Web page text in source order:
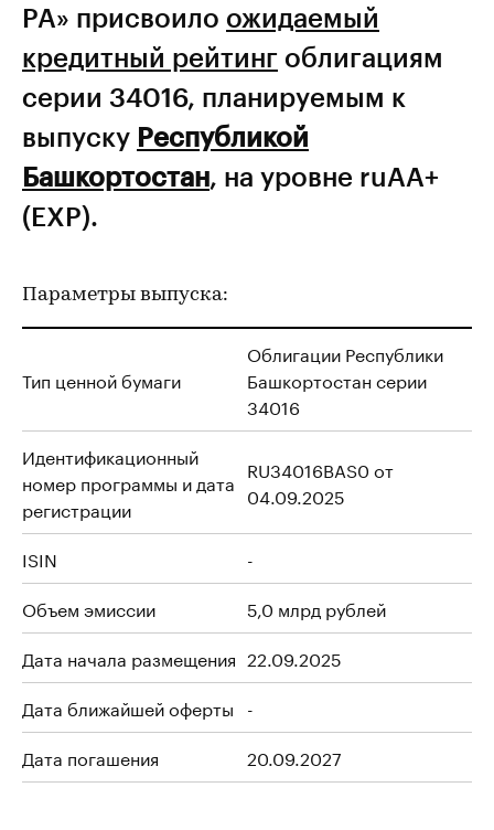
РА» присвоило ожидаемый
кредитный рейтинг облигациям
серии 34016, планируемым к
выпуску Республикой
Башкортостан, на уровне ruAA+
(EXP).
Параметры выпуска:
Тип ценной бумаги
Облигации Республики
Башкортостан серии
34016
Идентификационный
номер программы и дата
регистрации
RU34016BAS0 от
04.09.2025
ISIN
-
Объем эмиссии
5,0 млрд рублей
Дата начала размещения 22.09.2025
Дата ближайшей оферты -
Дата погашения
20.09.2027